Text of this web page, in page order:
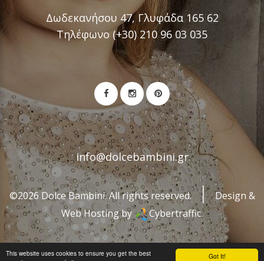
Got It!
This website uses cookies to ensure you get the best
Δωδεκανήσου 47, Γλυφάδα 165 62
Τηλέφωνο (+30) 210 96 03 035
info@dolcebambini.gr
©2026 Dolce Bambini. All rights reserved.
Design &
Web Hosting by
Cybertraffic.